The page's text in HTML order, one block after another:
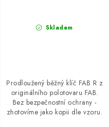
Skladem
Prodloužený běžný klíč FAB R z
originálního polotovaru FAB.
Bez bezpečnostní ochrany -
zhotovíme jako kopii dle vzoru.